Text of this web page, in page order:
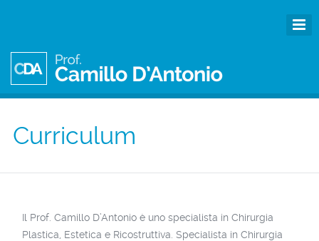
Curriculum
Il Prof. Camillo D’Antonio è uno specialista in Chirurgia
Plastica, Estetica e Ricostruttiva. Specialista in Chirurgia